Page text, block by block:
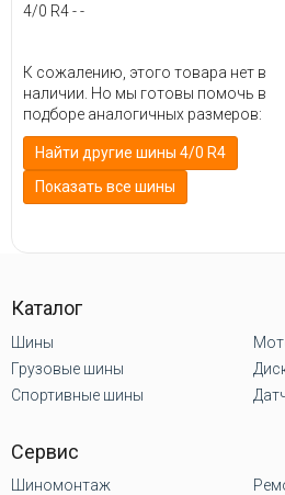
4/0 R4 - -
К сожалению, этого товара нет в
наличии. Но мы готовы помочь в
подборе аналогичных размеров:
Найти другие шины 4/0 R4
Показать все шины
Каталог
Шины
Грузовые шины
Спортивные шины
Сервис
Шиномонтаж